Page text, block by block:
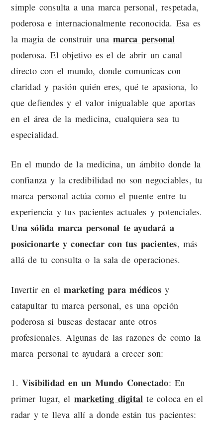
simple consulta a una marca personal, respetada,
poderosa e internacionalmente reconocida. Esa es
la magia de construir una marca personal
poderosa. El objetivo es el de abrir un canal
directo con el mundo, donde comunicas con
claridad y pasión quién eres, qué te apasiona, lo
que defiendes y el valor inigualable que aportas
en el área de la medicina, cualquiera sea tu
especialidad.
En el mundo de la medicina, un ámbito donde la
confianza y la credibilidad no son negociables, tu
marca personal actúa como el puente entre tu
experiencia y tus pacientes actuales y potenciales.
Una sólida marca personal te ayudará a
posicionarte y conectar con tus pacientes, más
allá de tu consulta o la sala de operaciones.
Invertir en elmarketing para médicosy
catapultar tu marca personal, es una opción
poderosa si buscas destacar ante otros
profesionales. Algunas de las razones de como la
marca personal te ayudará a crecer son:
1.Visibilidad en un Mundo Conectado: En
primer lugar, el marketing digital te coloca en el
radar y te lleva allí a donde están tus pacientes: